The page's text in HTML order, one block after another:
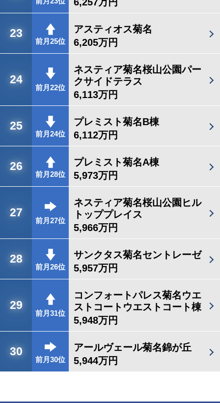
23
前月25位
アスティオス菊名
6,205万円
24
前月22位
ネスティア菊名桜山公園パー
クサイドテラス
6,113万円
25
前月24位
プレミスト菊名B棟
6,112万円
26
前月28位
プレミスト菊名A棟
5,973万円
27
前月27位
ネスティア菊名桜山公園ヒル
トッププレイス
5,966万円
28
前月26位
サンクタス菊名セントレーゼ
5,957万円
29
前月31位
コンフォートパレス菊名ウエ
ストコートウエストコート棟
5,948万円
30
前月30位
アールヴェール菊名錦が丘
5,944万円